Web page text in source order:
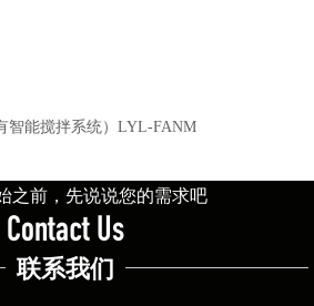
智能搅拌系统）LYL-FANM
之前，先说说您的需求吧
Contact Us
联系我们